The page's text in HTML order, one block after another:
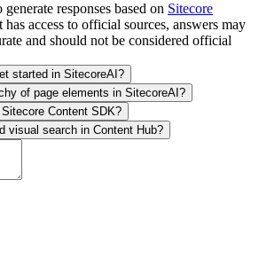
responses based on Sitecore
access to official sources, answers may
and should not be considered official
started in SitecoreAI?
of page elements in SitecoreAI?
Content SDK?
visual search in Content Hub?